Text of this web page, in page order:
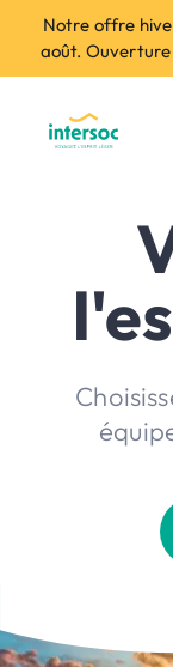
Notre offre
août. Ouverture